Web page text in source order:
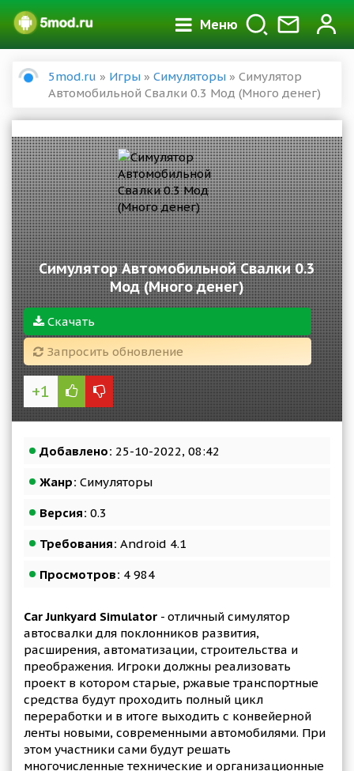
Меню
5mod.ru » Игры » Симуляторы » Симулятор
Автомобильной Свалки 0.3 Мод (Много денег)
Симулятор Автомобильной Свалки 0.3
Мод (Много денег)
Скачать
Запросить обновление
+1
Добавлено: 25-10-2022, 08:42
Жанр: Симуляторы
Версия: 0.3
Требования: Android 4.1
Просмотров: 4 984
Car Junkyard Simulator - отличный симулятор
автосвалки для поклонников развития,
расширения, автоматизации, строительства и
преображения. Игроки должны реализовать
проект в котором старые, ржавые транспортные
средства будут проходить полный цикл
переработки и в итоге выходить с конвейерной
ленты новыми, современными автомобилями. При
этом участники сами будут решать
многочисленные технические и организационные